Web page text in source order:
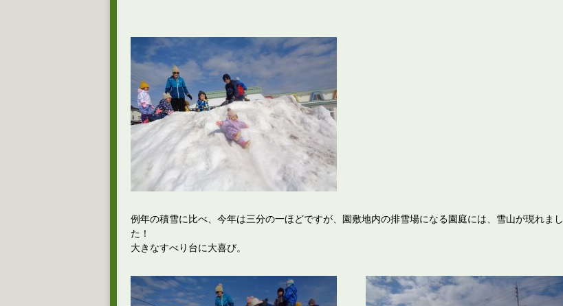
例年の積雪に比べ、今年は三分の一ほどですが、園敷地内の排雪場になる園庭には、雪山が現れまし
た！
大きなすべり台に大喜び。